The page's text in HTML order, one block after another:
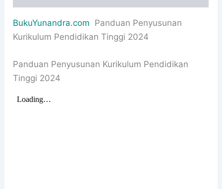
BukuYunandra.com Panduan Penyusunan
Kurikulum Pendidikan Tinggi 2024
Panduan Penyusunan Kurikulum Pendidikan
Tinggi 2024